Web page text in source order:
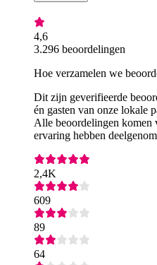
4,6
3.296 beoordelingen
Hoe verzamelen we
Dit zijn geverifieerde
én gasten van onze lokale
Alle beoordelingen komen
ervaring hebben
2,4K
609
89
64